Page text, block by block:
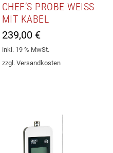
CHEF’S PROBE WEISS M
IT KABEL
239,00 €
inkl. 19 % MwSt.
zzgl. Versandkosten